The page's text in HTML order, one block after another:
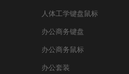
人体工学键盘鼠标
办公商务键盘
办公商务鼠标
办公套装